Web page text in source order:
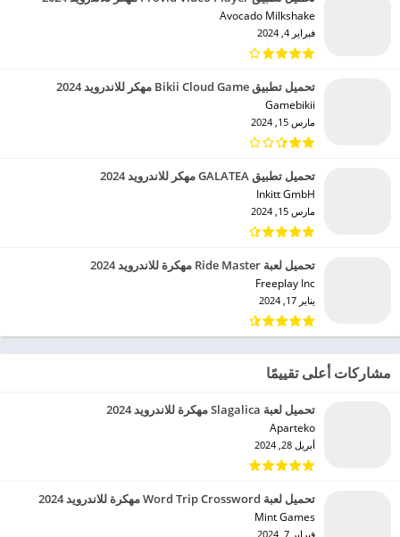
Avocado Milkshake‏
فبراير 4, 2024
تحميل تطبيق Bikii Cloud Game مهكر للاندرويد 2024
Gamebikii‏
مارس 15, 2024
تحميل تطبيق GALATEA مهكر للاندرويد 2024
Inkitt GmbH‏
مارس 15, 2024
تحميل لعبة Ride Master مهكرة للاندرويد 2024
Freeplay Inc‏
يناير 17, 2024
مشاركات أعلى تقييمًا
تحميل لعبة Slagalica مهكرة للاندرويد 2024
Aparteko‏
أبريل 28, 2024
تحميل لعبة Word Trip Crossword مهكرة للاندرويد 2024
Mint Games‏
فبراير 7, 2024